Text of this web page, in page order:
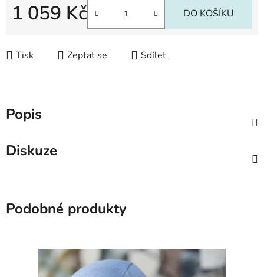
1 059 Kč DO KOŠÍKU
Tisk Zeptat se Sdílet
Popis
Diskuze
Podobné produkty